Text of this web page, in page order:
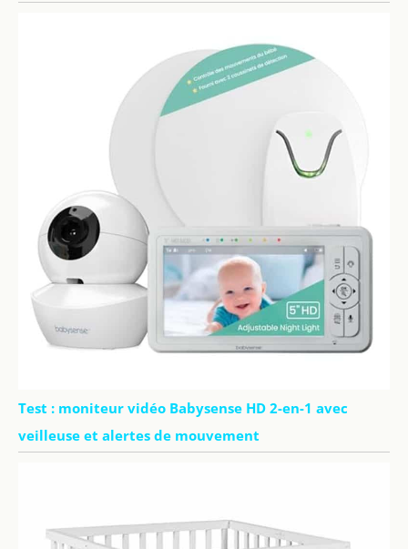
Test : moniteur vidéo Babysense HD 2-en-1 avec
veilleuse et alertes de mouvement